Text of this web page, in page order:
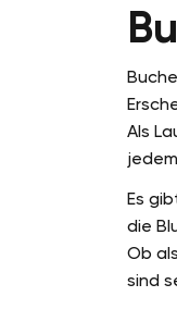
Als
Es
die
Ob
sind